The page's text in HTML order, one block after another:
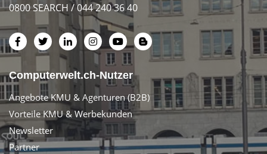
0800 SEARCH / 044 240 36 40
Computerwelt.ch-Nutzer
Angebote KMU & Agenturen (B2B)
Vorteile KMU & Werbekunden
Newsletter
Partner